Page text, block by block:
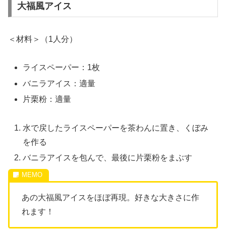
大福風アイス
＜材料＞（1人分）
ライスペーパー：1枚
バニラアイス：適量
片栗粉：適量
水で戻したライスペーパーを茶わんに置き、くぼみ
を作る
バニラアイスを包んで、最後に片栗粉をまぶす
あの大福風アイスをほぼ再現。好きな大きさに作
れます！